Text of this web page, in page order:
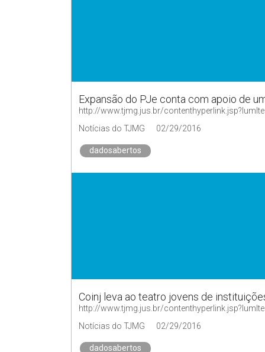
Expansão do PJe conta com apoio de
http://www.tjmg.jus.br/
Notícias do TJMG
02/29/2016
dadosabertos
Coinj leva ao teatro jovens de
http://www.tjmg.jus.br/
Notícias do TJMG
02/29/2016
dadosabertos